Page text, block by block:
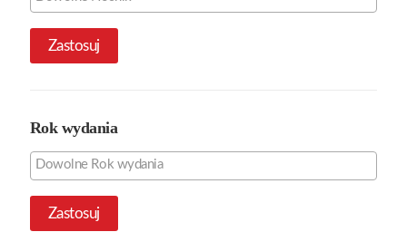
Zastosuj
Rok wydania
Zastosuj